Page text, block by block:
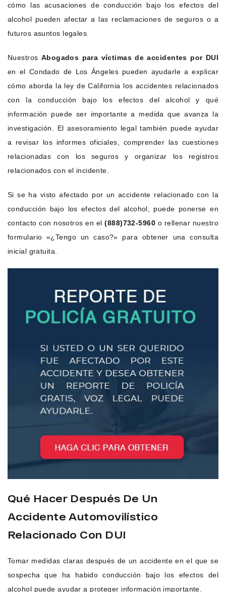
cómo las acusaciones de conducción bajo los efectos del
alcohol pueden afectar a las reclamaciones de seguros o a
futuros asuntos legales.
Nuestros Abogados para víctimas de accidentes por DUI
en el Condado de Los Ángeles pueden ayudarle a explicar
cómo aborda la ley de California los accidentes relacionados
con la conducción bajo los efectos del alcohol y qué
información puede ser importante a medida que avanza la
investigación. El asesoramiento legal también puede ayudar
a revisar los informes oficiales, comprender las cuestiones
relacionadas con los seguros y organizar los registros
relacionados con el incidente.
Si se ha visto afectado por un accidente relacionado con la
conducción bajo los efectos del alcohol, puede ponerse en
contacto con nosotros en el(888)732-5960 o rellenar nuestro
formulario «¿Tengo un caso?» para obtener una consulta
inicial gratuita.
Qué Hacer Después De Un
Accidente Automovilístico
Relacionado Con DUI
Tomar medidas claras después de un accidente en el que se
sospecha que ha habido conducción bajo los efectos del
alcohol puede ayudar a proteger información importante.